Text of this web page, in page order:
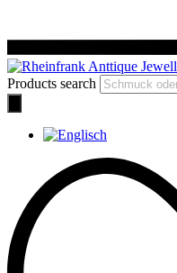
Products search